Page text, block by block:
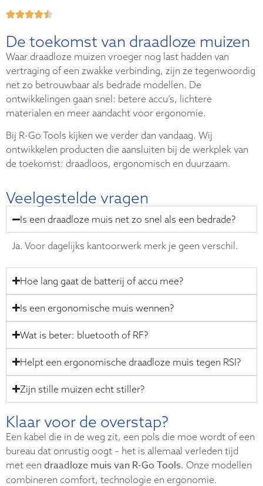
De toekomst van draadloze muizen
Waar draadloze muizen vroeger nog last hadden van
vertraging of een zwakke verbinding, zijn ze tegenwoordig
net zo betrouwbaar als bedrade modellen. De
ontwikkelingen gaan snel: betere accu’s, lichtere
materialen en meer aandacht voor ergonomie.
Bij R-Go Tools kijken we verder dan vandaag. Wij
ontwikkelen producten die aansluiten bij de werkplek van
de toekomst: draadloos, ergonomisch en duurzaam.
Veelgestelde vragen
Is een draadloze muis net zo snel als een bedrade?
Ja. Voor dagelijks kantoorwerk merk je geen verschil.
Hoe lang gaat de batterij of accu mee?
Is een ergonomische muis wennen?
Wat is beter: bluetooth of RF?
Helpt een ergonomische draadloze muis tegen RSI?
Zijn stille muizen echt stiller?
Klaar voor de overstap?
Een kabel die in de weg zit, een pols die moe wordt of een
bureau dat onrustig oogt – het is allemaal verleden tijd
met een draadloze muis van R-Go Tools. Onze modellen
combineren comfort, technologie en ergonomie.